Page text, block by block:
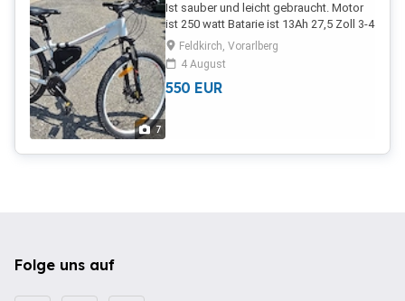
7
Ist sauber und leicht gebraucht. Motor
ist 250 watt Batarie ist 13Ah 27,5 Zoll 3-4
jahre alt Ist verhandelbar
Feldkirch, Vorarlberg
4 August
550 EUR
Folge uns auf